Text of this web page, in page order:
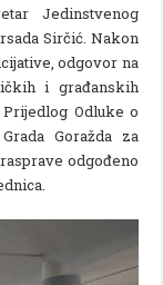
Jedinstvenog
Sirčić. Nakon
odgovor na
i građanskih
Odluke o
Goražda za
odgođeno